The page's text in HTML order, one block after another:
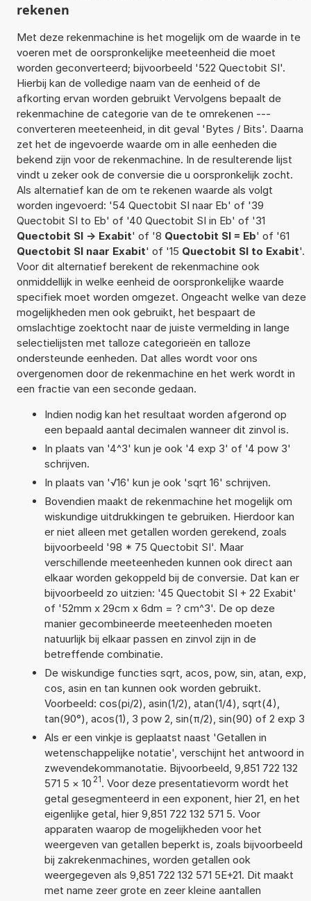
rekenen
Met deze rekenmachine is het mogelijk om de waarde in te
voeren met de oorspronkelijke meeteenheid die moet
worden geconverteerd; bijvoorbeeld '522 Quectobit SI'.
Hierbij kan de volledige naam van de eenheid of de
afkorting ervan worden gebruikt Vervolgens bepaalt de
rekenmachine de categorie van de te omrekenen ---
converteren meeteenheid, in dit geval 'Bytes / Bits'. Daarna
zet het de ingevoerde waarde om in alle eenheden die
bekend zijn voor de rekenmachine. In de resulterende lijst
vindt u zeker ook de conversie die u oorspronkelijk zocht.
Als alternatief kan de om te rekenen waarde als volgt
worden ingevoerd: '54 Quectobit SI naar Eb' of '39
Quectobit SI to Eb' of '40 Quectobit SI in Eb' of '31
Quectobit SI -> Exabit' of '8 Quectobit SI = Eb' of '61
Quectobit SI naar Exabit' of '15 Quectobit SI to Exabit'.
Voor dit alternatief berekent de rekenmachine ook
onmiddellijk in welke eenheid de oorspronkelijke waarde
specifiek moet worden omgezet. Ongeacht welke van deze
mogelijkheden men ook gebruikt, het bespaart de
omslachtige zoektocht naar de juiste vermelding in lange
selectielijsten met talloze categorieën en talloze
ondersteunde eenheden. Dat alles wordt voor ons
overgenomen door de rekenmachine en het werk wordt in
een fractie van een seconde gedaan.
Indien nodig kan het resultaat worden afgerond op
een bepaald aantal decimalen wanneer dit zinvol is.
In plaats van '4^3' kun je ook '4 exp 3' of '4 pow 3'
schrijven.
In plaats van '√16' kun je ook 'sqrt 16' schrijven.
Bovendien maakt de rekenmachine het mogelijk om
wiskundige uitdrukkingen te gebruiken. Hierdoor kan
er niet alleen met getallen worden gerekend, zoals
bijvoorbeeld '98 * 75 Quectobit SI'. Maar
verschillende meeteenheden kunnen ook direct aan
elkaar worden gekoppeld bij de conversie. Dat kan er
bijvoorbeeld zo uitzien: '45 Quectobit SI + 22 Exabit'
of '52mm x 29cm x 6dm = ? cm^3'. De op deze
manier gecombineerde meeteenheden moeten
natuurlijk bij elkaar passen en zinvol zijn in de
betreffende combinatie.
De wiskundige functies sqrt, acos, pow, sin, atan, exp,
cos, asin en tan kunnen ook worden gebruikt.
Voorbeeld: cos(pi/2), asin(1/2), atan(1/4), sqrt(4),
tan(90°), acos(1), 3 pow 2, sin(π/2), sin(90) of 2 exp 3
Als er een vinkje is geplaatst naast 'Getallen in
wetenschappelijke notatie', verschijnt het antwoord in
zwevendekommanotatie. Bijvoorbeeld, 9,851 722 132
571 5 × 10 21. Voor deze presentatievorm wordt het
getal gesegmenteerd in een exponent, hier 21, en het
eigenlijke getal, hier 9,851 722 132 571 5. Voor
apparaten waarop de mogelijkheden voor het
weergeven van getallen beperkt is, zoals bijvoorbeeld
bij zakrekenmachines, worden getallen ook
weergegeven als 9,851 722 132 571 5E+21. Dit maakt
met name zeer grote en zeer kleine aantallen